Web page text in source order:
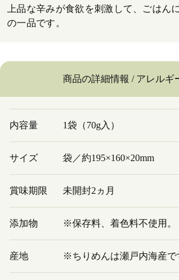
上品な辛みが食欲を刺激して、ごはん
の一品です。
商品の詳細情報 / アレルギ
内容量 1袋（70g入）
サイズ 袋／約195×160×20mm
賞味期限 未開封2ヵ月
添加物 ※保存料、着色料不使用。
産地 ※ちりめんは瀬戸内海産で